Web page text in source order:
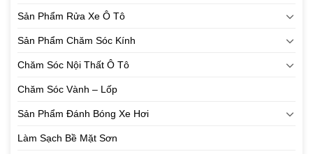
Sản Phẩm Rửa Xe Ô Tô
Sản Phẩm Chăm Sóc Kính
Chăm Sóc Nội Thất Ô Tô
Chăm Sóc Vành – Lốp
Sản Phẩm Đánh Bóng Xe Hơi
Làm Sạch Bề Mặt Sơn